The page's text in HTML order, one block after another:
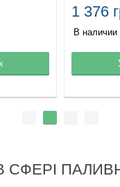
Товар в
1 376
В наличии
СФЕРІ